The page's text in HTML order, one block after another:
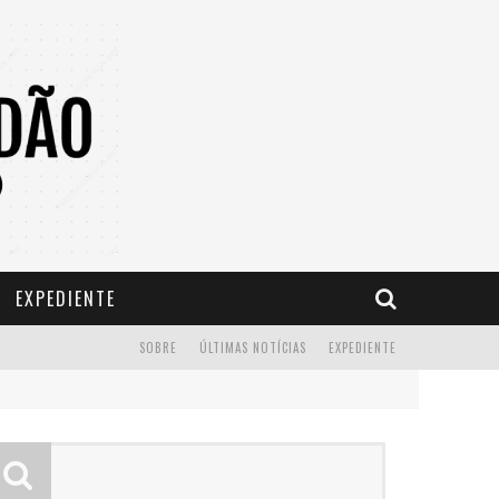
EXPEDIENTE
EXPEDIENTE
ÚLTIMAS NOTÍCIAS
SOBRE